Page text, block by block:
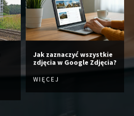
Jak zaznaczyć wszystkie
zdjęcia w Google Zdjęcia?
WIĘCEJ